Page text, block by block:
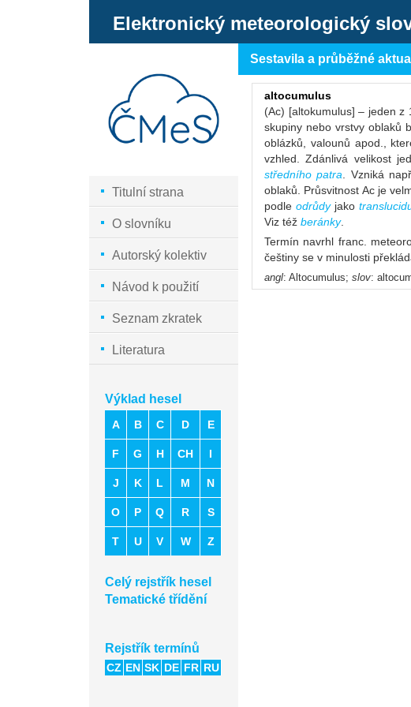
Elektronický meteorologický
Titulní strana
O slovníku
Autorský kolektiv
Návod k použití
Seznam zkratek
Literatura
Výklad hesel
A B C D E
F G H CH I
J K L M N
O P Q R S
T U V W Z
Celý rejstřík hesel
Tematické třídění
Rejstřík termínů
CZ EN SK DE FR RU
Sestavila a průběžné
altocumulus
(Ac) [altokumulus] – jeden z
skupiny nebo vrstvy oblaků
oblázků, valounů apod.,
vzhled. Zdánlivá velikost
středního patra . Vzniká
oblaků. Průsvitnost Ac je
podle odrůdyjako
Viz též beránky.
Termín navrhl franc.
češtiny se v minulosti
angl: Altocumulus; slov: